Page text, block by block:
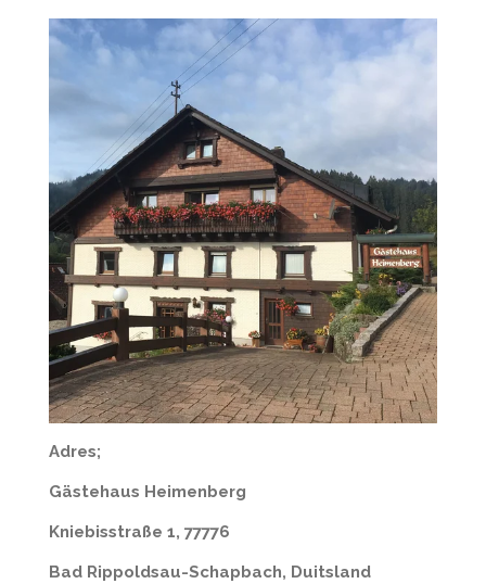
Adres;
Gästehaus Heimenberg
Kniebisstraße 1, 77776
Bad Rippoldsau-Schapbach, Duitsland